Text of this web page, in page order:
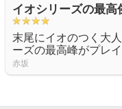
イオシリーズの最高
末尾にイオのつく大
ーズの最高峰がプレ
赤坂